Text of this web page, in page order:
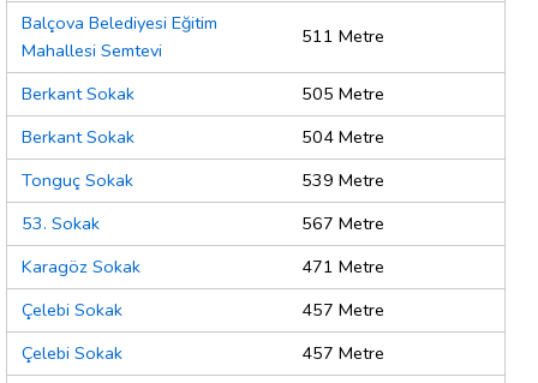
Balçova Belediyesi Eğitim
Mahallesi Semtevi
511 Metre
Berkant Sokak
505 Metre
Berkant Sokak
504 Metre
Tonguç Sokak
539 Metre
53. Sokak
567 Metre
Karagöz Sokak
471 Metre
Çelebi Sokak
457 Metre
Çelebi Sokak
457 Metre